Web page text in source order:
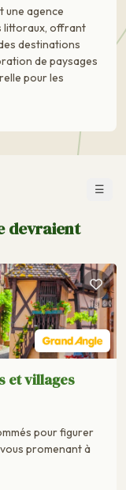
une agence
littoraux, offrant
destinations
de paysages
pour les
☰
devraient
et villages
pour figurer
promenant à